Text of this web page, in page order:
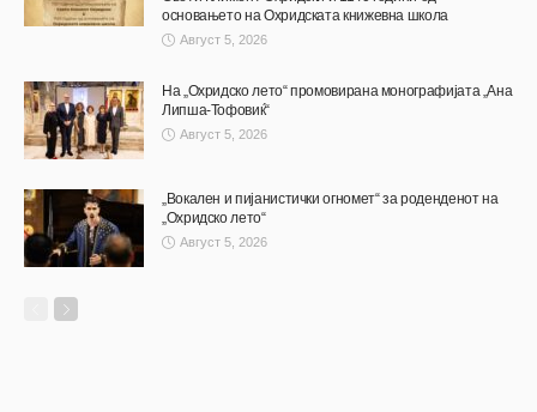
основањето на Охридската книжевна школа
Август 5, 2026
На „Охридско лето“ промовирана монографијата „Ана
Липша-Тофовиќ“
Август 5, 2026
„Вокален и пијанистички огномет“ за роденденот на
„Охридско лето“
Август 5, 2026